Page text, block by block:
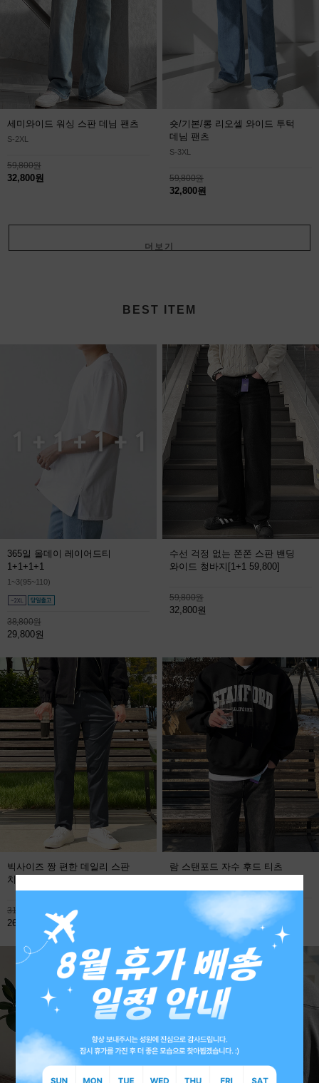
세미와이드 워싱 스판 데님 팬츠
S-2XL
59,800원
32,800원
숏/기본/롱 리오셀 와이드 투턱
데님 팬츠
S-3XL
59,800원
32,800원
BEST ITEM
365일 올데이 레이어드티
1+1+1+1
1~3(95~110)
38,800원
29,800원
수선 걱정 없는 쫀쫀 스판 밴딩
와이드 청바지 [1+1 59,800]
59,800원
32,800원
빅사이즈 짱 편한 데일리 스판
치노팬츠
31,900원
26,800원
람 스탠포드 자수 후드 티츠
59,800원